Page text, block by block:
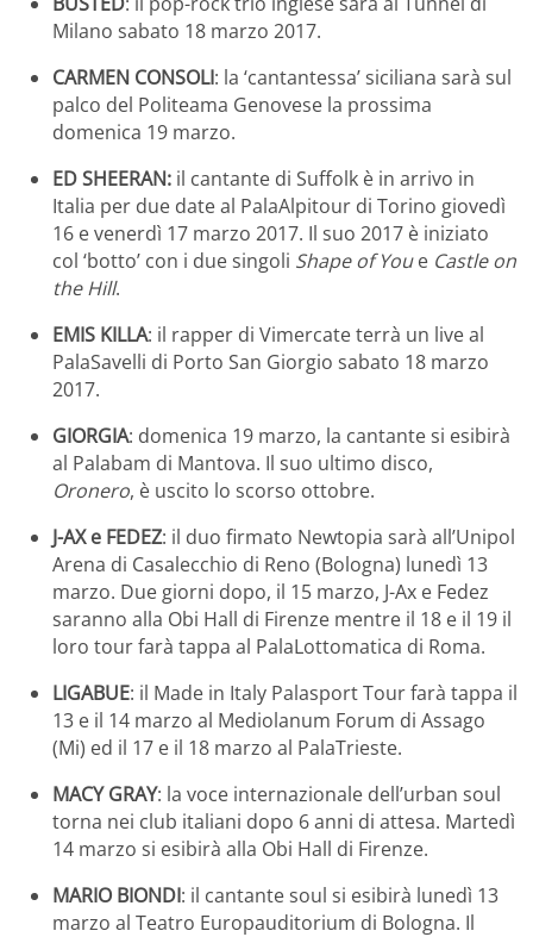
Milano sabato 18 marzo 2017.
CARMEN CONSOLI: la ‘cantantessa’ siciliana sarà sul
palco del Politeama Genovese la prossima
domenica 19 marzo.
ED SHEERAN: il cantante di Suffolk è in arrivo in
Italia per due date al PalaAlpitour di Torino giovedì
16 e venerdì 17 marzo 2017. Il suo 2017 è iniziato
col ‘botto’ con i due singoli Shape of Youe Castle on
the Hill.
EMIS KILLA: il rapper di Vimercate terrà un live al
PalaSavelli di Porto San Giorgio sabato 18 marzo
2017.
GIORGIA: domenica 19 marzo, la cantante si esibirà
al Palabam di Mantova. Il suo ultimo disco,
Oronero, è uscito lo scorso ottobre.
J-AX e FEDEZ: il duo firmato Newtopia sarà all’Unipol
Arena di Casalecchio di Reno (Bologna) lunedì 13
marzo. Due giorni dopo, il 15 marzo, J-Ax e Fedez
saranno alla Obi Hall di Firenze mentre il 18 e il 19 il
loro tour farà tappa al PalaLottomatica di Roma.
LIGABUE: il Made in Italy Palasport Tour farà tappa il
13 e il 14 marzo al Mediolanum Forum di Assago
(Mi) ed il 17 e il 18 marzo al PalaTrieste.
MACY GRAY: la voce internazionale dell’urban soul
torna nei club italiani dopo 6 anni di attesa. Martedì
14 marzo si esibirà alla Obi Hall di Firenze.
MARIO BIONDI: il cantante soul si esibirà lunedì 13
marzo al Teatro Europauditorium di Bologna. Il